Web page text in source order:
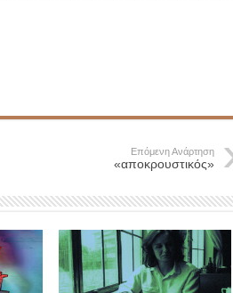
Επόμενη Ανάρτηση
«αποκρουστικός»